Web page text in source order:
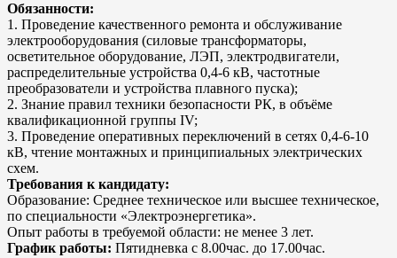
Обязанности:
1. Проведение качественного ремонта и обслуживание
электрооборудования (силовые трансформаторы,
осветительное оборудование, ЛЭП, электродвигатели,
распределительные устройства 0,4-6 кВ, частотные
преобразователи и устройства плавного пуска);
2. Знание правил техники безопасности РК, в объёме
квалификационной группы IV;
3. Проведение оперативных переключений в сетях 0,4-6-10
кВ, чтение монтажных и принципиальных электрических
схем.
Требования к кандидату:
Образование: Среднее техническое или высшее техническое,
по специальности «Электроэнергетика».
Опыт работы в требуемой области: не менее 3 лет.
График работы: Пятидневка с 8.00час. до 17.00час.